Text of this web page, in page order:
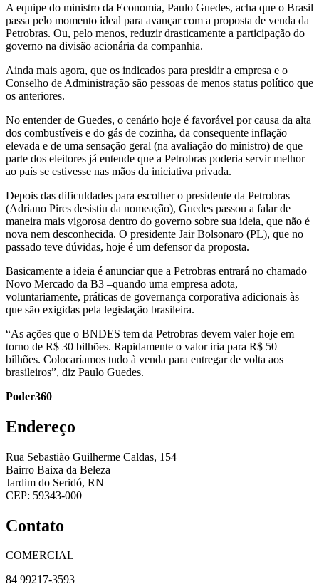
A equipe do ministro da Economia, Paulo Guedes, acha que o Brasil
passa pelo momento ideal para avançar com a proposta de venda da
Petrobras. Ou, pelo menos, reduzir drasticamente a participação do
governo na divisão acionária da companhia.
Ainda mais agora, que os indicados para presidir a empresa e o
Conselho de Administração são pessoas de menos status político que
os anteriores.
No entender de Guedes, o cenário hoje é favorável por causa da alta
dos combustíveis e do gás de cozinha, da consequente inflação
elevada e de uma sensação geral (na avaliação do ministro) de que
parte dos eleitores já entende que a Petrobras poderia servir melhor
ao país se estivesse nas mãos da iniciativa privada.
Depois das dificuldades para escolher o presidente da Petrobras
(Adriano Pires desistiu da nomeação), Guedes passou a falar de
maneira mais vigorosa dentro do governo sobre sua ideia, que não é
nova nem desconhecida. O presidente Jair Bolsonaro (PL), que no
passado teve dúvidas, hoje é um defensor da proposta.
Basicamente a ideia é anunciar que a Petrobras entrará no chamado
Novo Mercado da B3 –quando uma empresa adota,
voluntariamente, práticas de governança corporativa adicionais às
que são exigidas pela legislação brasileira.
“As ações que o BNDES tem da Petrobras devem valer hoje em
torno de R$ 30 bilhões. Rapidamente o valor iria para R$ 50
bilhões. Colocaríamos tudo à venda para entregar de volta aos
brasileiros”, diz Paulo Guedes.
Poder360
Endereço
Rua Sebastião Guilherme Caldas, 154
Bairro Baixa da Beleza
Jardim do Seridó, RN
CEP: 59343-000
Contato
COMERCIAL
84 99217-3593